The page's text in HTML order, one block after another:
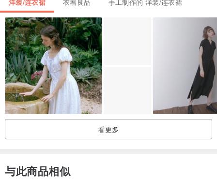
看更多
与此商品相似